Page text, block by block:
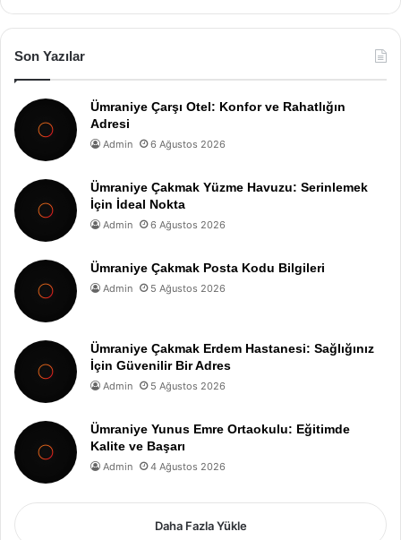
Son Yazılar
Ümraniye Çarşı Otel: Konfor ve Rahatlığın
Adresi
Admin 6 Ağustos 2026
Ümraniye Çakmak Yüzme Havuzu: Serinlemek
İçin İdeal Nokta
Admin 6 Ağustos 2026
Ümraniye Çakmak Posta Kodu Bilgileri
Admin 5 Ağustos 2026
Ümraniye Çakmak Erdem Hastanesi: Sağlığınız
İçin Güvenilir Bir Adres
Admin 5 Ağustos 2026
Ümraniye Yunus Emre Ortaokulu: Eğitimde
Kalite ve Başarı
Admin 4 Ağustos 2026
Daha Fazla Yükle